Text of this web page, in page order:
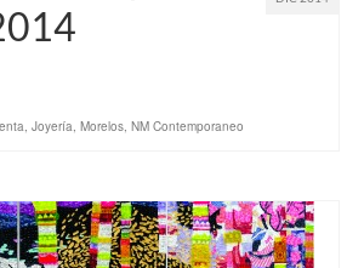
, Joyería, Morelos, NM Contemporaneo